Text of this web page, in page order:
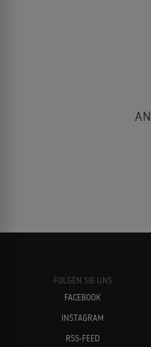
FOLGEN SIE UNS
FACEBOOK
INSTAGRAM
RSS-FEED